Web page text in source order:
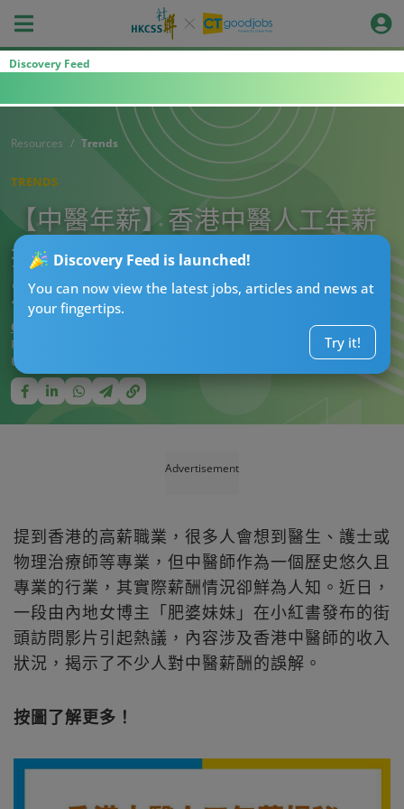
Discovery Feed
Discovery Feed is launched!
You can now view the latest jobs, articles and news at
your fingertips.
Try it!
Resources Trends
TRENDS
【中醫年薪】香港中醫人工年薪
揭秘！極少人賺到呢個數？網民
震驚：護士搵得仲多！
CTgoodjobs’ Editor
Published:
Updated:
Advertisement
提到香港的高薪職業，很多人會想到醫生、護士或
物理治療師等專業，但中醫師作為一個歷史悠久且
專業的行業，其實際薪酬情況卻鮮為人知。近日，
一段由內地女博主「肥婆妹妹」在小紅書發布的街
頭訪問影片引起熱議，內容涉及香港中醫師的收入
狀況，揭示了不少人對中醫薪酬的誤解。
按圖了解更多！